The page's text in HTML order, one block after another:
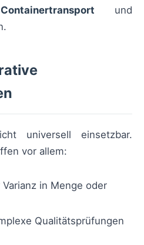
Containertransport und
universell einsetzbar.
vor allem:
in Menge oder
Qualitätsprüfungen